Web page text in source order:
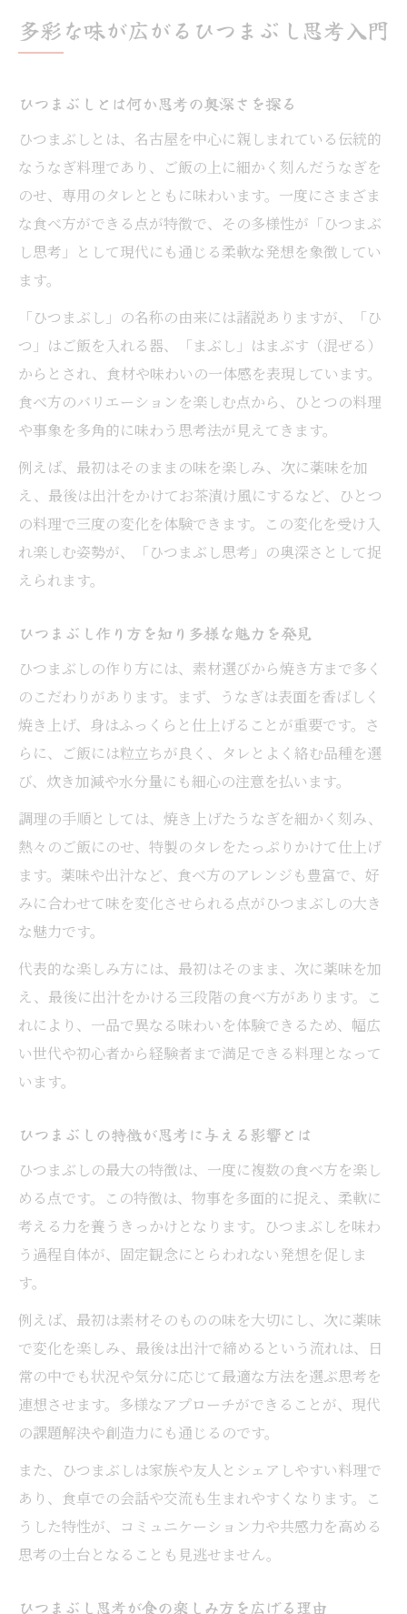
ひつまぶしの由来から学ぶ柔軟な発想力
ひつまぶしの由来を探る食の楽しさ
なぜひつまぶしと呼ばれるのかを考察
ひつまぶし誕生の背景に思考を巡らせる
ひつまぶしとは歴史と伝統が生む味わい
ひつまぶしなぜできた理由に迫る体験
食べ方ごとに変わるひつまぶしの魅力
ひつまぶしの特徴を活かした食べ方提案
ひつまぶし作り方で広がる味のバリエーシ
ョン
ひつまぶし材料選びが食べ方を左右する理
ひつまぶし思考で日常に新発見を
ひつまぶし思考が日常に気づきをもたらす
ひつまぶしの多様性から柔軟な発想を学ぶ
ひつまぶしの作り方にヒントが隠れる日常
ひつまぶしを通じて新しい視点を得る方法
ひつまぶしの特徴が暮らしを豊かにする秘
密
伝統が息づくひつまぶしの特徴に迫る
ひつまぶしの特徴を支える伝統の知恵
ひつまぶし特徴の奥にある歴史と技法
ひつまぶしの由来が伝統文化に与える影響
暮らしにも応用できるひつまぶし思考法
ひつまぶし思考を暮らしに活かすコツ
ひつまぶしの多様性が生活を豊かにする
ひつまぶし作り方から学ぶ応用力の磨き方
ひつまぶしの特徴を日常の発想に応用する
多彩な味が広がるひつまぶし思考入門
ひつまぶしとは何か思考の奥深さを探る
ひつまぶしとは、名古屋を中心に親しまれている伝統的
なうなぎ料理であり、ご飯の上に細かく刻んだうなぎを
のせ、専用のタレとともに味わいます。一度にさまざま
な食べ方ができる点が特徴で、その多様性が「ひつまぶ
し思考」として現代にも通じる柔軟な発想を象徴してい
ます。
「ひつまぶし」の名称の由来には諸説ありますが、「ひ
つ」はご飯を入れる器、「まぶし」はまぶす（混ぜる）
からとされ、食材や味わいの一体感を表現しています。
食べ方のバリエーションを楽しむ点から、ひとつの料理
や事象を多角的に味わう思考法が見えてきます。
例えば、最初はそのままの味を楽しみ、次に薬味を加
え、最後は出汁をかけてお茶漬け風にするなど、ひとつ
の料理で三度の変化を体験できます。この変化を受け入
れ楽しむ姿勢が、「ひつまぶし思考」の奥深さとして捉
えられます。
ひつまぶし作り方を知り多様な魅力を発見
ひつまぶしの作り方には、素材選びから焼き方まで多く
のこだわりがあります。まず、うなぎは表面を香ばしく
焼き上げ、身はふっくらと仕上げることが重要です。さ
らに、ご飯には粒立ちが良く、タレとよく絡む品種を選
び、炊き加減や水分量にも細心の注意を払います。
調理の手順としては、焼き上げたうなぎを細かく刻み、
熱々のご飯にのせ、特製のタレをたっぷりかけて仕上げ
ます。薬味や出汁など、食べ方のアレンジも豊富で、好
みに合わせて味を変化させられる点がひつまぶしの大き
な魅力です。
代表的な楽しみ方には、最初はそのまま、次に薬味を加
え、最後に出汁をかける三段階の食べ方があります。こ
れにより、一品で異なる味わいを体験できるため、幅広
い世代や初心者から経験者まで満足できる料理となって
います。
ひつまぶしの特徴が思考に与える影響とは
ひつまぶしの最大の特徴は、一度に複数の食べ方を楽し
める点です。この特徴は、物事を多面的に捉え、柔軟に
考える力を養うきっかけとなります。ひつまぶしを味わ
う過程自体が、固定観念にとらわれない発想を促しま
す。
例えば、最初は素材そのものの味を大切にし、次に薬味
で変化を楽しみ、最後は出汁で締めるという流れは、日
常の中でも状況や気分に応じて最適な方法を選ぶ思考を
連想させます。多様なアプローチができることが、現代
の課題解決や創造力にも通じるのです。
また、ひつまぶしは家族や友人とシェアしやすい料理で
あり、食卓での会話や交流も生まれやすくなります。こ
うした特性が、コミュニケーション力や共感力を高める
思考の土台となることも見逃せません。
ひつまぶし思考が食の楽しみ方を広げる理由